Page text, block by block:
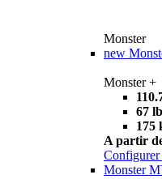
Monster
new
Monster +
67
175
A partir
Configurer
Monster